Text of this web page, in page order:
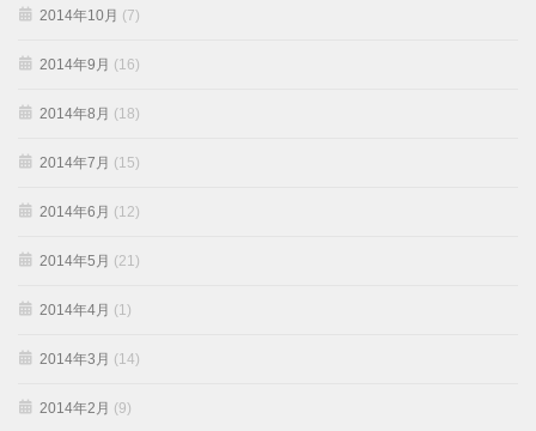
2014年10月 (7)
2014年9月 (16)
2014年8月 (18)
2014年7月 (15)
2014年6月 (12)
2014年5月 (21)
2014年4月 (1)
2014年3月 (14)
2014年2月 (9)